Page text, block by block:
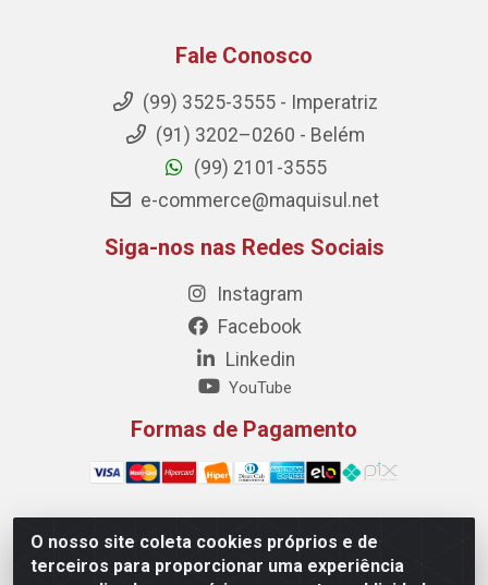
O nosso site coleta cookies próprios e de
terceiros para proporcionar uma experiência
Fale Conosco
(99) 3525-3555 - Imperatriz
(91) 3202–0260 - Belém
(99) 2101-3555
e-commerce@maquisul.net
Siga-nos nas Redes Sociais
Instagram
Facebook
Linkedin
YouTube
Formas de Pagamento
Maquisul Comercial LTDA - Av. Dorgival Pinheiro de
Sousa, 1521 - Centro, Imperatriz/MA - CEP 65903-270 -